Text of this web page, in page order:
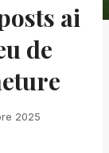
ai
de
2025